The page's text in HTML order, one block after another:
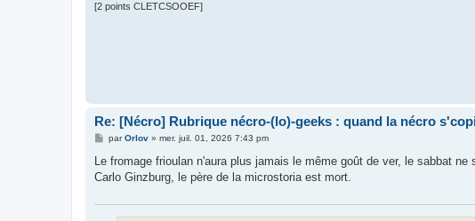
[2 points CLETCSOOEF]
Re: [Nécro] Rubrique nécro-(lo)-geeks : quand la nécro
M
s
a
parOrlov» mer. juil. 01, 2026 7:43 pm
Le fromage frioulan n'aura plus jamais le même goût de ver, le sabbat
Carlo Ginzburg, le père de la microstoria est mort.